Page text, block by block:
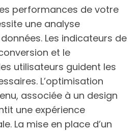
performances de votre
une analyse
Les indicateurs de
et le
utilisateurs guident les
L’optimisation
associée à un design
une expérience
La mise en place d’un